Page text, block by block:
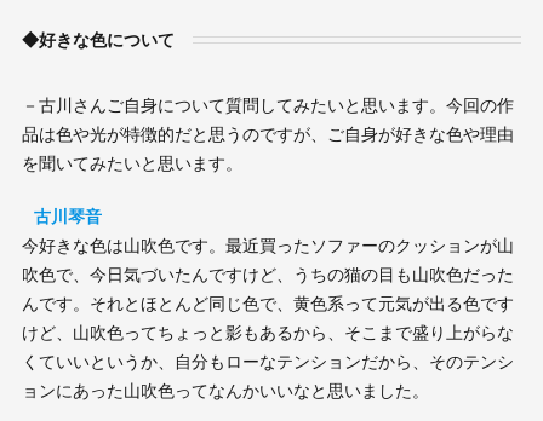
◆好きな色について
－古川さんご自身について質問してみたいと思います。今回の作
品は色や光が特徴的だと思うのですが、ご自身が好きな色や理由
を聞いてみたいと思います。
古川琴音
今好きな色は山吹色です。最近買ったソファーのクッションが山
吹色で、今日気づいたんですけど、うちの猫の目も山吹色だった
んです。それとほとんど同じ色で、黄色系って元気が出る色です
けど、山吹色ってちょっと影もあるから、そこまで盛り上がらな
くていいというか、自分もローなテンションだから、そのテンシ
ョンにあった山吹色ってなんかいいなと思いました。